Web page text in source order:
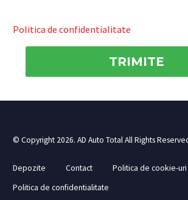
Politica de confidentialitate
© Copyright 2026. AD Auto Total All Rights
Depozite Contact
Politica de cookie-uri
Politica de confidentialitate